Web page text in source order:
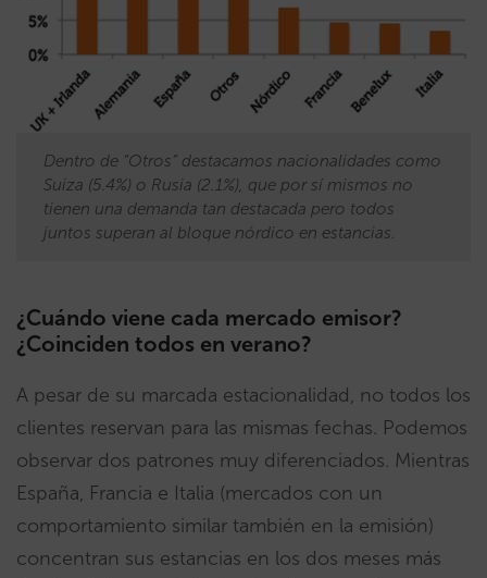
Dentro de “Otros” destacamos nacionalidades como
Suiza (5.4%) o Rusia (2.1%), que por sí mismos no
tienen una demanda tan destacada pero todos
juntos superan al bloque nórdico en estancias.
¿Cuándo viene cada mercado emisor?
¿Coinciden todos en verano?
A pesar de su marcada estacionalidad, no todos los
clientes reservan para las mismas fechas. Podemos
observar dos patrones muy diferenciados. Mientras
España, Francia e Italia (mercados con un
comportamiento similar también en la emisión)
concentran sus estancias en los dos meses más